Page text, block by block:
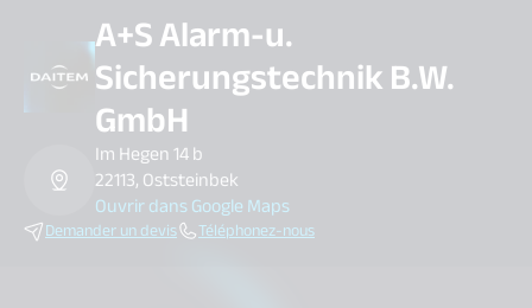
A+S Alarm-u.
Sicherungstechnik B.W.
GmbH
Im Hegen 14 b
22113, Oststeinbek
Ouvrir dans Google Maps
Demander un devis Téléphonez-nous